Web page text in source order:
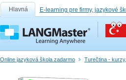
Hlavná E-learning pre firmy, jazykové
Online jazyková škola zadarmo Turečtina -